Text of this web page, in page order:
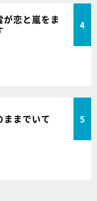
が恋と嵐をま
4
ままでいて 5